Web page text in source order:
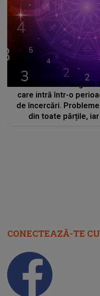
HOROSCOP 7 august
care intră într-o
de încercări.
din toate părțile,
CONECTEAZĂ-TE